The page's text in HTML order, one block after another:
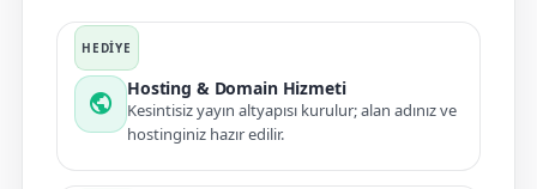
public
Hosting & Domain Hizmeti
Kesintisiz yayın altyapısı kurulur; alan adınız ve
hostinginiz hazır edilir.